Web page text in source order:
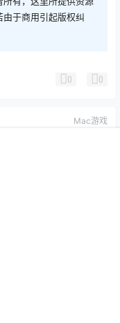
于商用引起版权纠
0 0
Mac游戏